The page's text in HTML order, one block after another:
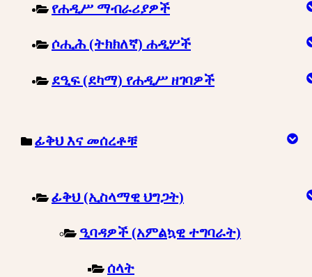
የሐዲሥ ማብራሪያዎች
ሶሒሕ (ትክክለኛ) ሐዲሦች
ደዒፍ (ደካማ) የሐዲሥ ዘገባዎች
ፊቅህ እና መሰረቶቹ
ፊቅህ (ኢስላማዊ ህግጋት)
ዒባዳዎች (አምልኳዊ ተግባራት)
ሰላት